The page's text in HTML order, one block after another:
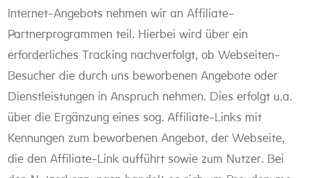
Internet-Angebots nehmen wir an Affiliate-
Partnerprogrammen teil. Hierbei wird über ein
erforderliches Tracking nachverfolgt, ob Webseiten-
Besucher die durch uns beworbenen Angebote oder
Dienstleistungen in Anspruch nehmen. Dies erfolgt u.a.
über die Ergänzung eines sog. Affiliate-Links mit
Kennungen zum beworbenen Angebot, der Webseite,
die den Affiliate-Link aufführt sowie zum Nutzer. Bei